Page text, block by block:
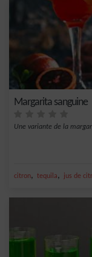
Margarita sanguine
Une variante de la
citron, tequila, jus de